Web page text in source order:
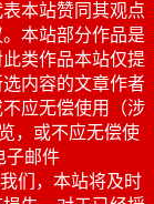
本站赞同其观点
本站部分作品是
类作品本站仅提
内容的文章作者
应无偿使用（涉
，或不应无偿使
子邮件
们，本站将及时